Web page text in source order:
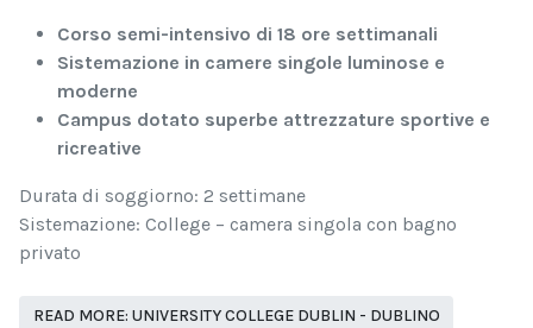
Corso semi-intensivo di 18 ore settimanali
Sistemazione in camere singole luminose e
moderne
Campus dotato superbe attrezzature sportive e
ricreative
Durata di soggiorno: 2 settimane
Sistemazione: College – camera singola con bagno
privato
READ MORE: UNIVERSITY COLLEGE DUBLIN - DUBLINO